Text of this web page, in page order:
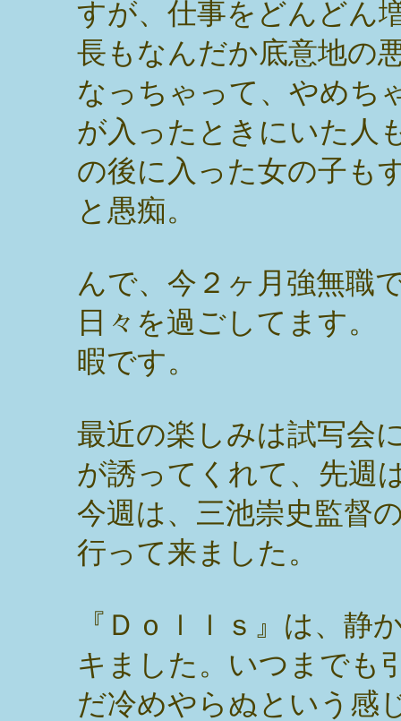
すが、仕事をどんどん
長もなんだか底意地の
なっちゃって、やめち
が入ったときにいた人
の後に入った女の子も
と愚痴。
んで、今２ヶ月強無職
日々を過ごしてます。
暇です。
最近の楽しみは試写会
が誘ってくれて、先週
今週は、三池崇史監督
行って来ました。
『Ｄｏｌｌｓ』は、静
キました。いつまでも
だ冷めやらぬという感